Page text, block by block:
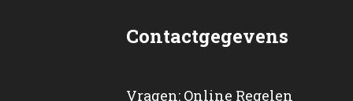
Contactgegevens
Vragen: Online Regelen